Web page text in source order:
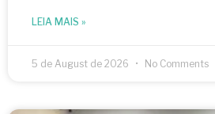
LEIA MAIS »
5 de August de 2026 No Comments